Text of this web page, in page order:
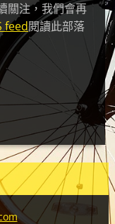
關注，我們會再
feed閱讀此部落